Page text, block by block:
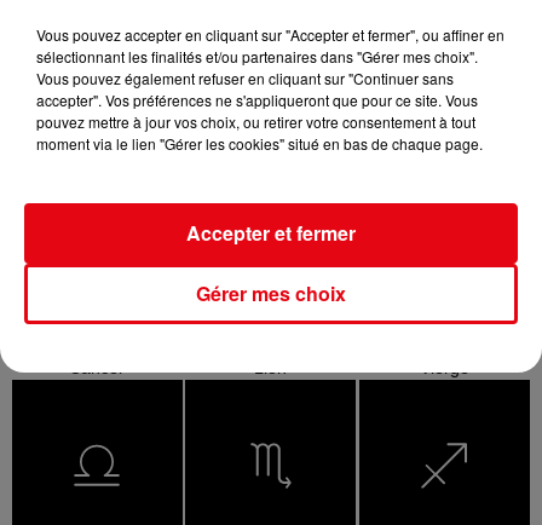
Vous pouvez accepter en cliquant sur "Accepter et fermer", ou affiner en
sélectionnant les finalités et/ou partenaires dans "Gérer mes choix".
Vous pouvez également refuser en cliquant sur "Continuer sans
accepter". Vos préférences ne s'appliqueront que pour ce site. Vous
pouvez mettre à jour vos choix, ou retirer votre consentement à tout
moment via le lien "Gérer les cookies" situé en bas de chaque page.
Gérer mes choix
Accepter et fermer